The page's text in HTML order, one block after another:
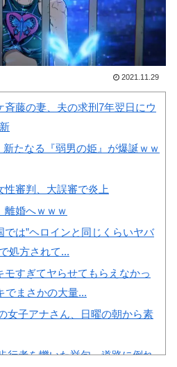
バ
衝
韓国サッカー協会「現在は不
適切な行為は絶対にない」→韓
国人「一番重要なのは2002年な
のにそこは言及しないんだなｗ
い・・・」
復元図と建築技術の高さに韓国
に言葉を失う‥」
韓国人「日本の某全国チェー
ン店の商品写真が話題になって
いる理由がこちら…」→「羨ま
しい…（ﾌﾞﾙﾌﾞﾙ」＝韓国の反
応
韓国人「手術中に震度6強の
ッフたちの姿をご覧ください」
2021.11.29
斉藤の妻、夫の求刑7年翌日にウ
新たなる『弱男の姫』が爆誕ｗｗ
性審判、大誤審で炎上
離婚へｗｗｗ
では”ヘロインと同じくらいヤバ
処方されて...
モすぎてヤらせてもらえなかっ
でまさかの大量...
女子アナさん、日曜の朝から素
行者を轢いた挙句、道路に倒れ